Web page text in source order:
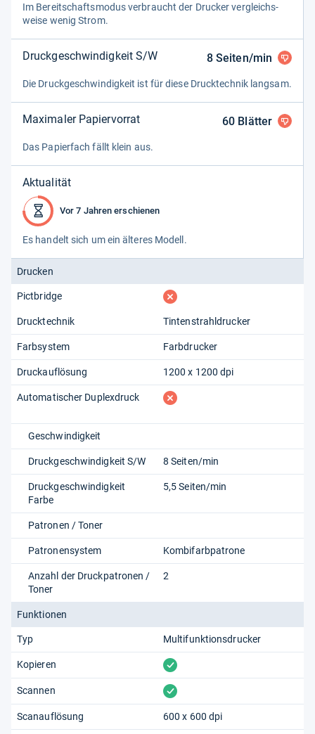
Im Bereit­schafts­mo­dus ver­braucht der Dru­cker ver­gleichs­
weise wenig Strom.
Druckgeschwindigkeit S/W 8Seiten/min
Die Druck­ge­schwin­dig­keit ist für diese Druck­tech­nik lang­sam.
Maximaler Papiervorrat 60 Blätter
Das Papier­fach fällt klein aus.
Aktualität
Vor 7 Jahren erschienen
Es han­delt sich um ein älte­res Modell.
Pictbridge fehlt
Drucken
Drucktechnik Tintenstrahldrucker
Farbsystem Farbdrucker
Druckauflösung 1200 x 1200 dpi
Automatischer Duplexdruck fehlt
Geschwindigkeit
Druckgeschwindigkeit S/W 8 Seiten/min
Druckgeschwindigkeit
Farbe
5,5 Seiten/min
Patronen / Toner
Patronensystem Kombifarbpatrone
Anzahl der Druckpatronen /
Toner
2
Funktionen
Typ Multifunktionsdrucker
Kopieren vorhanden
Scannen vorhanden
Scanauflösung 600 x 600 dpi